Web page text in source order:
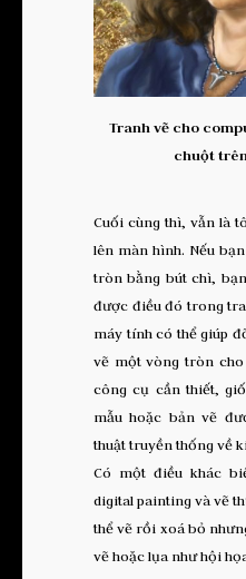
Tranh vẽ cho
chuột
Cuối cùng thì, vẫn là
lên màn hình. Nếu
tròn bằng bút chì,
được điều đó trong
máy tính có thể giúp
vẽ một vòng tròn
công cụ cần thiết,
mẫu hoặc bản vẽ
thuật truyền thống về
Có một điều khác
digital painting và vẽ
thể vẽ rồi xoá bỏ
vẽ hoặc lụa như hội